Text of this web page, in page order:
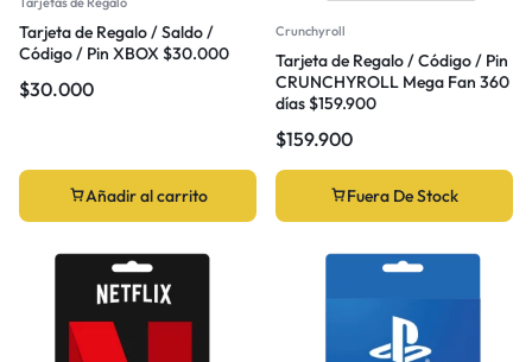
Tarjeta de Regalo / Saldo /
Código / Pin XBOX $30.000
$30.000
Añadir al carrito
Crunchyroll
Tarjeta de Regalo / Código / Pin
CRUNCHYROLL Mega Fan 360
días $159.900
$159.900
Fuera De Stock